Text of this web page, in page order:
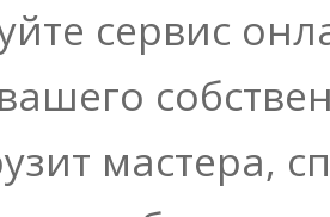
сервис
мастера,